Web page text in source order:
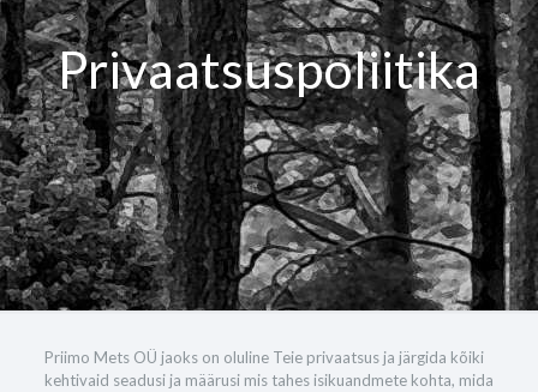
Privaatsuspoliitika
Priimo Mets OÜ jaoks on oluline Teie privaatsus ja järgida kõiki
kehtivaid seadusi ja määrusi mis tahes isikuandmete kohta, mida